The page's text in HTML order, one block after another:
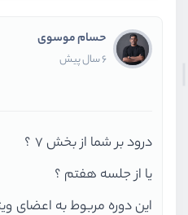
حسام موسوی
6 سال پیش
درود بر شما از بخش 7 ؟
یا از جلسه هفتم ؟
این دوره مربوط به اعضای